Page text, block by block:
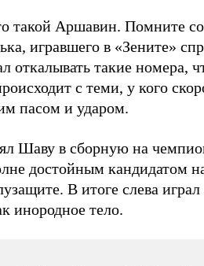
такой Аршавин. Помните
игравшего в «Зените»
откалывать такие номера,
с теми, у кого
пасом и ударом.
Шаву в сборную на
достойным кандидатом
В итоге слева
инородное тело.